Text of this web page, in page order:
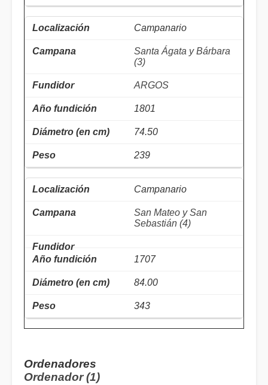
Campanario
Santa Ágata y Bárbara
(3)
ARGOS
1801
74.50
239
Campanario
San Mateo y San
Sebastián (4)
1707
84.00
343
Ordenadores
Ordenador (1)